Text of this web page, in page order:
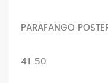
PARAFANGO
4T 50